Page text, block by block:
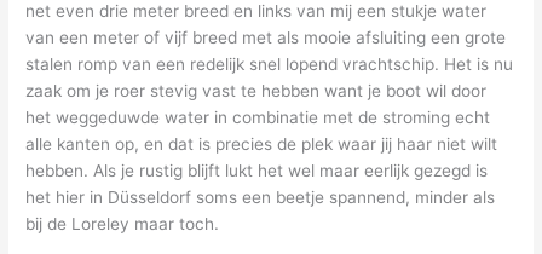
net even drie meter breed en links van mij een stukje water
van een meter of vijf breed met als mooie afsluiting een grote
stalen romp van een redelijk snel lopend vrachtschip. Het is nu
zaak om je roer stevig vast te hebben want je boot wil door
het weggeduwde water in combinatie met de stroming echt
alle kanten op, en dat is precies de plek waar jij haar niet wilt
hebben. Als je rustig blijft lukt het wel maar eerlijk gezegd is
het hier in Düsseldorf soms een beetje spannend, minder als
bij de Loreley maar toch.